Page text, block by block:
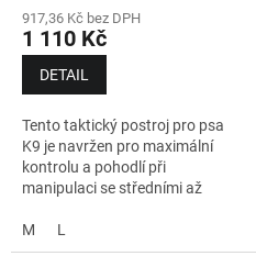
917,36 Kč bez DPH
1 110 Kč
DETAIL
Tento taktický postroj pro psa
K9 je navržen pro maximální
kontrolu a pohodlí při
manipulaci se středními až
situacích. Je vyroben z
prodyšné polyesterové síťoviny,
M L